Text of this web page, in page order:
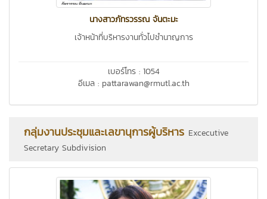
นางสาวภัทรวรรณ จันตะมะ
เจ้าหน้าที่บริหารงานทั่วไปชำนาญการ
เบอร์โทร : 1054
อีเมล : pattarawan@rmutl.ac.th
กลุ่มงานประชุมและเลขานุการผู้บริหาร Excecutive
Secretary Subdivision